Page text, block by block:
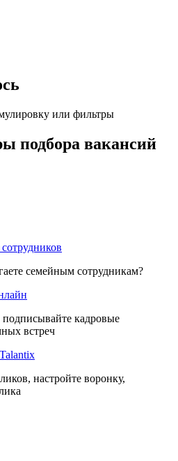
или фильтры
подбора вакансий
семейным сотрудникам?
кадровые
встреч
настройте воронку,